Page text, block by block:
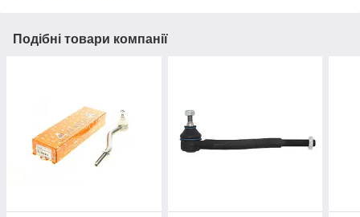
Подібні товари компанії